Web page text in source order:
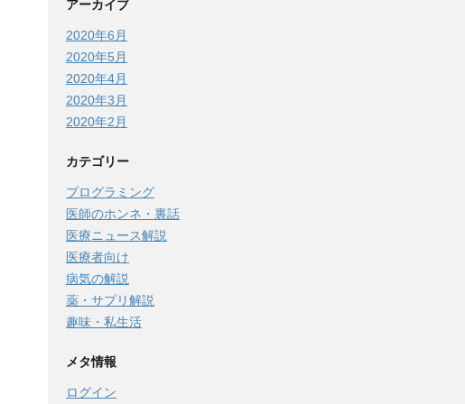
アーカイブ
2020年6月
2020年5月
2020年4月
2020年3月
2020年2月
カテゴリー
プログラミング
医師のホンネ・裏話
医療ニュース解説
医療者向け
病気の解説
薬・サプリ解説
趣味・私生活
メタ情報
ログイン